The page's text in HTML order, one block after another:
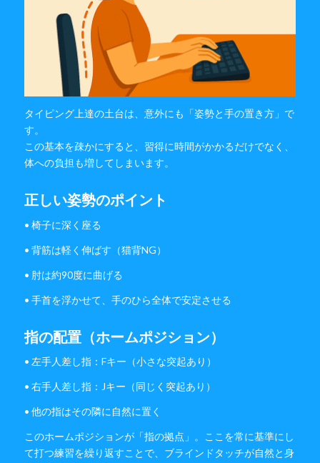
タイピング上達の土台は、意外にも「姿勢と手の置き方」で
す。
この基本を疎かにすると、習得に時間がかかるだけでなく、
体への負担も増してしまいます。
正しい姿勢のポイント
• 椅子に深く座る
• 背筋は軽く伸ばす（猫背NG）
• 肘は約90度に曲げる
• 手首を浮かせて、手のひら全体で安定させる
指の配置（ホームポジション）
• 左手人差し指：Fキー（小さな突起あり）
• 右手人差し指：Jキー（同じく突起あり）
• 他の指はその隣に自然に置く
このホームポジションが「指の拠点」。ここを常に基準にし
て打つ練習を繰り返すことで、ブラインドタッチが自然と身